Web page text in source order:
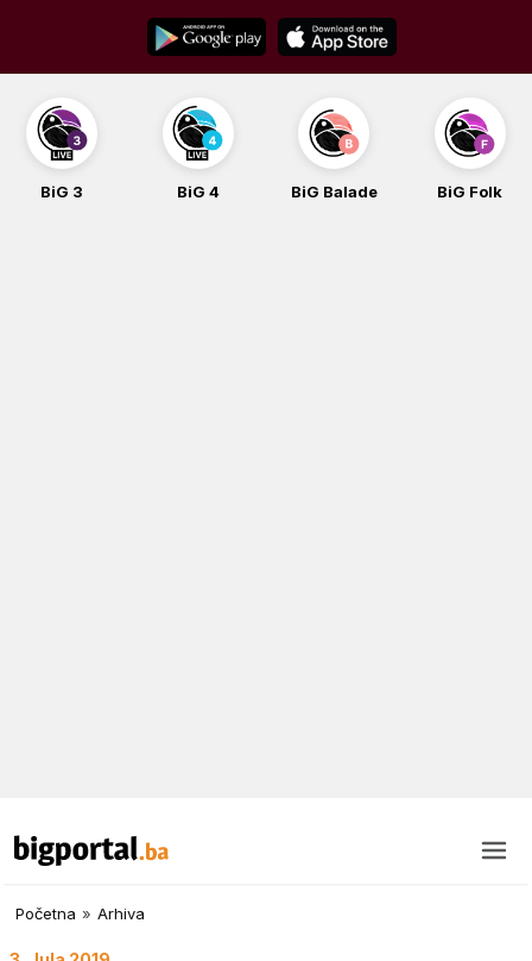
content
BiG 3 BiG 4 BiG Balade BiG Folk
Početna » Arhiva